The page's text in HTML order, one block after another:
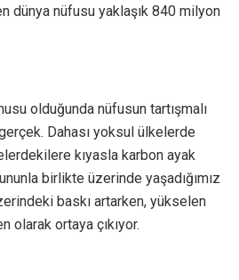
dünya nüfusu yaklaşık 840 milyon
olduğunda nüfusun tartışmalı
Dahası yoksul ülkelerde
kıyasla karbon ayak
birlikte üzerinde yaşadığımız
baskı artarken, yükselen
olarak ortaya çıkıyor.